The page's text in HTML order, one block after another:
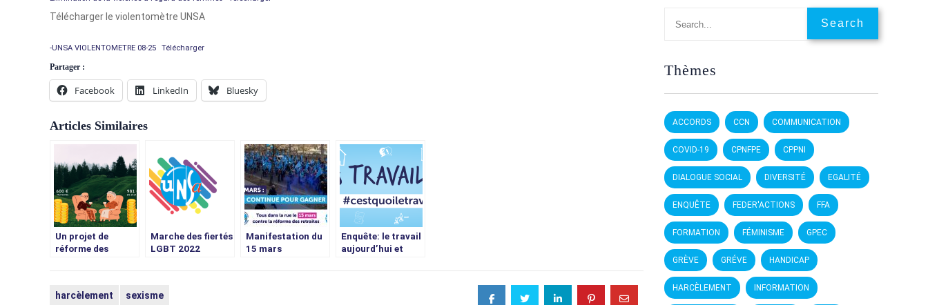
Télécharger le violentomètre UNSA
-UNSA VIOLENTOMETRE 08-25 Télécharger
Partager :
Facebook LinkedIn Bluesky
Articles Similaires
Un projet de
réforme des
pénalise
les femmes
Marche des fiertés
LGBT 2022
Manifestation du
15 mars
Enquête: le travail
aujourd’hui et
harcèlement sexisme
Thèmes
ACCORDS CCN COMMUNICATION
COVID-19 CPNFPE CPPNI
DIALOGUE SOCIAL DIVERSITÉ EGALITÉ
ENQUÊTE FEDER'ACTIONS FFA
FORMATION FÉMINISME GPEC
GRÈVE GRÉVE HANDICAP
HARCÈLEMENT INFORMATION